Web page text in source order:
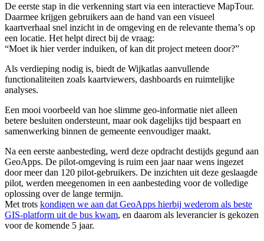
De eerste stap in die verkenning start via een interactieve MapTour.
Daarmee krijgen gebruikers aan de hand van een visueel
kaartverhaal snel inzicht in de omgeving en de relevante thema’s op
een locatie. Het helpt direct bij de vraag:
“Moet ik hier verder induiken, of kan dit project meteen door?”
Als verdieping nodig is, biedt de Wijkatlas aanvullende
functionaliteiten zoals kaartviewers, dashboards en ruimtelijke
analyses.
Een mooi voorbeeld van hoe slimme geo-informatie niet alleen
betere besluiten ondersteunt, maar ook dagelijks tijd bespaart en
samenwerking binnen de gemeente eenvoudiger maakt.
Na een eerste aanbesteding, werd deze opdracht destijds gegund aan
GeoApps. De pilot-omgeving is ruim een jaar naar wens ingezet
door meer dan 120 pilot-gebruikers. De inzichten uit deze geslaagde
pilot, werden meegenomen in een aanbesteding voor de volledige
oplossing over de lange termijn.
Met trots kondigen we aan dat GeoApps hierbij wederom als beste
GIS-platform uit de bus kwam, en daarom als leverancier is gekozen
voor de komende 5 jaar.